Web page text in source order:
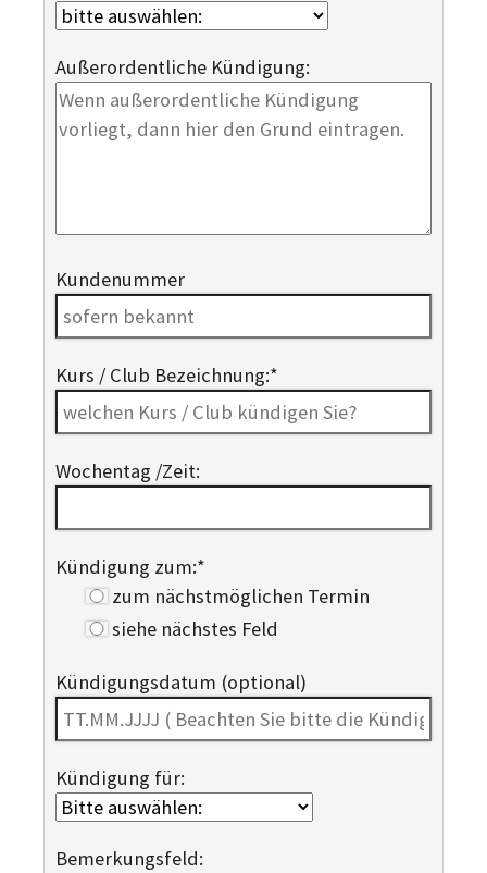
Außerordentliche Kündigung:
Kundenummer
Kurs / Club Bezeichnung:*
Wochentag /Zeit:
Kündigung zum:*
zum nächstmöglichen Termin
siehe nächstes Feld
Kündigungsdatum (optional)
Kündigung für:
Bemerkungsfeld: